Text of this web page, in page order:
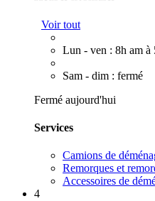
Voir tout
Lun - ven : 8h am à
Sam - dim : fermé
Fermé aujourd'hui
Services
Camions de
Remorques et
Accessoires de
4